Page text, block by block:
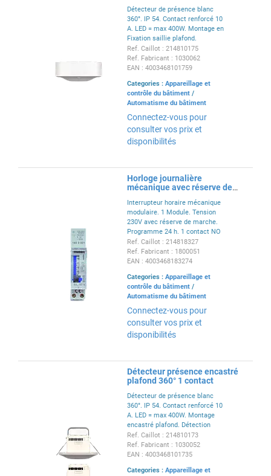
Détecteur de présence blanc
360°. IP 54. Contact renforcé 10
A. LED = max 400W. Montage en
Fixation saillie plafond.
Détection Diamètre 10 m à 2.5
m de haut. Réglage tempo 15
sec-30 min + impulsion. Réglage
Ref. Caillot : 214810175
Ref. Fabricant : 1030062
EAN : 4003468101759
Categories : Appareillage et
contrôle du bâtiment /
Automatisme du bâtiment
Connectez-vous pour
consulter vos prix et
disponibilités
Horloge journalière
mécanique avec réserve de
Interrupteur horaire mécanique
modulaire. 1 Module. Tension
230V avec réserve de marche.
Programme 24 h. 1 contact NO
16A. Minimum de
programmation 15 min.
Ref. Caillot : 214818327
Ref. Fabricant : 1800051
EAN : 4003468183274
Categories : Appareillage et
contrôle du bâtiment /
Automatisme du bâtiment
Connectez-vous pour
consulter vos prix et
disponibilités
Détecteur présence encastré
plafond 360° 1 contact
Détecteur de présence blanc
360°. IP 54. Contact renforcé 10
A. LED = max 400W. Montage
encastré plafond. Détection
Diamètre 10 m à 2.5 m de haut.
Réglage TEMPO 15 sec-30 min +
impulsion. Réglage possible via
Ref. Caillot : 214810173
Ref. Fabricant : 1030052
EAN : 4003468101735
Categories : Appareillage et